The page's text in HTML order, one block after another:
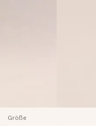
Größe